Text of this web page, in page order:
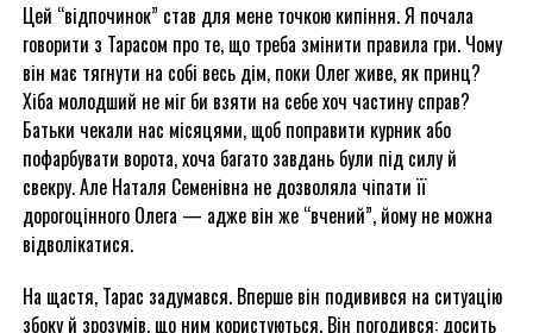
Цей “відпочинок” став для мене точкою кипіння. Я почала
говорити з Тарасом про те, що треба змінити правила гри. Чому
він має тягнути на собі весь дім, поки Олег живе, як принц?
Хіба молодший не міг би взяти на себе хоч частину справ?
Батьки чекали нас місяцями, щоб поправити курник або
пофарбувати ворота, хоча багато завдань були під силу й
свекру. Але Наталя Семенівна не дозволяла чіпати її
дорогоцінного Олега — адже він же “вчений”, йому не можна
відволікатися.
На щастя, Тарас задумався. Вперше він подивився на ситуацію
збоку й зрозумів, що ним користуються. Він погодився: досить